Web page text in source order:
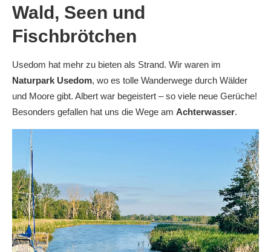
Wald, Seen und
Fischbrötchen
Usedom hat mehr zu bieten als Strand. Wir waren im
Naturpark Usedom, wo es tolle Wanderwege durch Wälder
und Moore gibt. Albert war begeistert – so viele neue Gerüche!
Besonders gefallen hat uns die Wege am Achterwasser.